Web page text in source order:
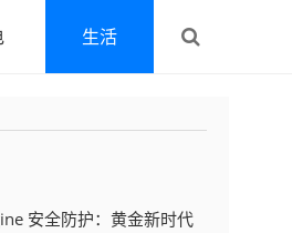
生活
安全防护：黄金新时代